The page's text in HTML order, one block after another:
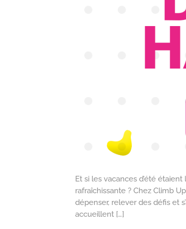
Et si les vacances d’été
rafraîchissante ? Chez Climb
dépenser, relever des défis et
accueillent […]